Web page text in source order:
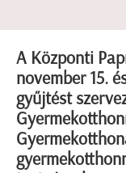
A Központi
november 15.
gyűjtést